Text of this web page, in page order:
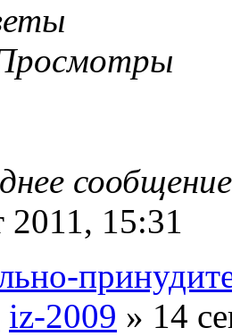
2011, 15:31
iz-2009 » 14